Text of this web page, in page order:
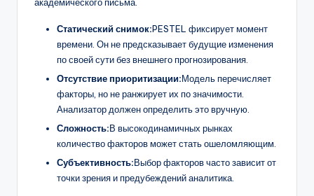
Статический снимок:PESTEL фиксирует момент
времени. Он не предсказывает будущие изменения
по своей сути без внешнего прогнозирования.
Отсутствие приоритизации:Модель перечисляет
факторы, но не ранжирует их по значимости.
Анализатор должен определить это вручную.
Сложность:В высокодинамичных рынках
количество факторов может стать ошеломляющим.
Субъективность:Выбор факторов часто зависит от
точки зрения и предубеждений аналитика.